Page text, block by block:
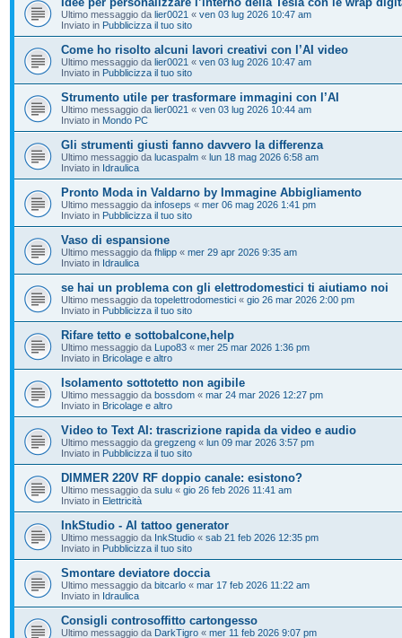
Ultimo messaggio da lier0021 « ven 03 lug 2026 10:47 am
Inviato in Pubblicizza il tuo sito
Come ho risolto alcuni lavori creativi con l’AI video
Ultimo messaggio da lier0021 « ven 03 lug 2026 10:47 am
Inviato in Pubblicizza il tuo sito
Strumento utile per trasformare immagini con l’AI
Ultimo messaggio da lier0021 « ven 03 lug 2026 10:44 am
Inviato in Mondo PC
Gli strumenti giusti fanno davvero la differenza
Ultimo messaggio da lucaspalm « lun 18 mag 2026 6:58 am
Inviato in Idraulica
Pronto Moda in Valdarno by Immagine Abbigliamento
Ultimo messaggio da infoseps « mer 06 mag 2026 1:41 pm
Inviato in Pubblicizza il tuo sito
Vaso di espansione
Ultimo messaggio da fhlipp « mer 29 apr 2026 9:35 am
Inviato in Idraulica
se hai un problema con gli elettrodomestici ti aiutiamo noi
Ultimo messaggio da topelettrodomestici « gio 26 mar 2026 2:00 pm
Inviato in Pubblicizza il tuo sito
Rifare tetto e sottobalcone,help
Ultimo messaggio da Lupo83 « mer 25 mar 2026 1:36 pm
Inviato in Bricolage e altro
Isolamento sottotetto non agibile
Ultimo messaggio da bossdom « mar 24 mar 2026 12:27 pm
Inviato in Bricolage e altro
Video to Text AI: trascrizione rapida da video e audio
Ultimo messaggio da gregzeng « lun 09 mar 2026 3:57 pm
Inviato in Pubblicizza il tuo sito
DIMMER 220V RF doppio canale: esistono?
Ultimo messaggio da sulu « gio 26 feb 2026 11:41 am
Inviato in Elettricità
InkStudio - AI tattoo generator
Ultimo messaggio da InkStudio « sab 21 feb 2026 12:35 pm
Inviato in Pubblicizza il tuo sito
Smontare deviatore doccia
Ultimo messaggio da bitcarlo « mar 17 feb 2026 11:22 am
Inviato in Idraulica
Consigli controsoffitto cartongesso
Ultimo messaggio da DarkTigro « mer 11 feb 2026 9:07 pm